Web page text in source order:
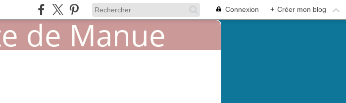
Connexion + Créer mon blog